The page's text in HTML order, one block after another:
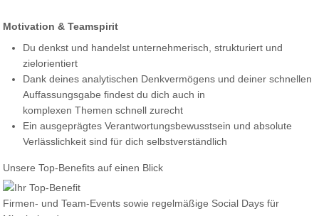
Motivation & Teamspirit
Du denkst und handelst unternehmerisch, strukturiert und
zielorientiert
Dank deines analytischen Denkvermögens und deiner schnellen
Auffassungsgabe findest du dich auch in
komplexen Themen schnell zurecht
Ein ausgeprägtes Verantwortungsbewusstsein und absolute
Verlässlichkeit sind für dich selbstverständlich
Unsere Top-Benefits auf einen Blick
Firmen- und Team-Events sowie regelmäßige Social Days für